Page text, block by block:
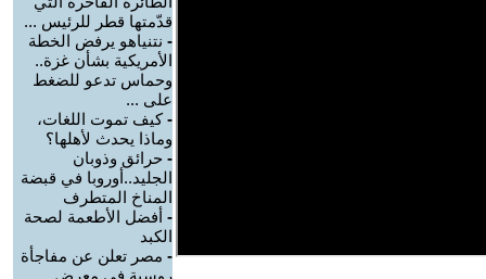
قدّمتها قطر للرئيس ...
- نتنياهو يرفض الخطة
الأمريكية بشأن غزة..
وحماس تدعو للضغط
على ...
-كيف تموت اللغات،
وماذا يحدث لأهلها؟
- حرائق وذوبان
الجليد..أوروبا في قبضة
المناخ المتطرف
- أفضل الأطعمة لصحة
الكبد
- مصر تعلن عن مفاجأة
روسية في معرض